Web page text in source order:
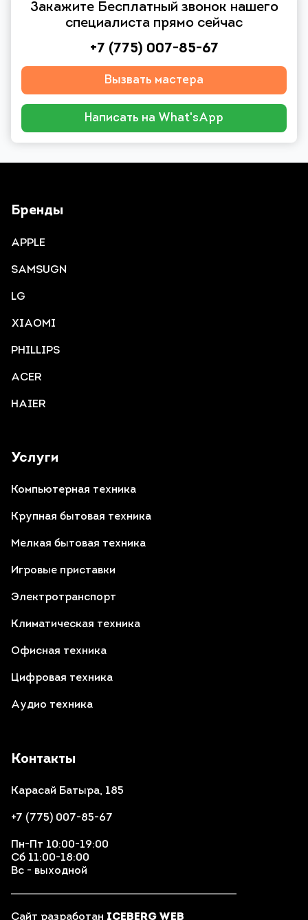
Закажите Бесплатный звонок нашего
специалиста прямо сейчас
+7 (775) 007-85-67
Вызвать мастера
Написать на What'sApp
Контакты
Карасай Батыра, 185
+7 (775) 007-85-67
Пн-Пт 10:00-19:00
Сб 11:00-18:00
Вс - выходной
Сайт разработан ICEBERG WEB
Услуги
Компьютерная техника
Крупная бытовая техника
Мелкая бытовая техника
Игровые приставки
Электротранспорт
Климатическая техника
Офисная техника
Цифровая техника
Аудио техника
Бренды
APPLE
SAMSUGN
LG
XIAOMI
PHILLIPS
ACER
HAIER